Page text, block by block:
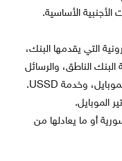
الأجنبية الأساسية.
التي يقدمها البنك،
الناطق، والرسائل
الموبايل.
الحساب 2.000 ليرة سورية أو ما يعادلها من